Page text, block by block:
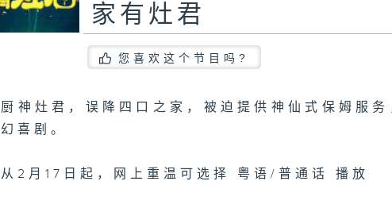
家有灶君
您喜欢这个节目吗?
厨神灶君，误降四口之家，被迫提供神仙式保姆服
幻喜剧。
从2月17日起，网上重温可选择 粤语/普通话 播放